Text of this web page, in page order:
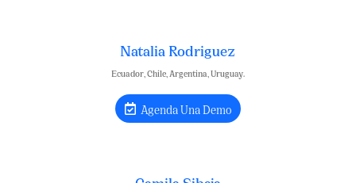
Natalia Rodriguez
Ecuador, Chile, Argentina, Uruguay.
Agenda Una Demo